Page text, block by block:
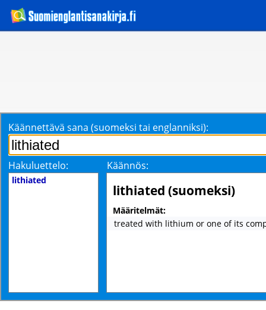
Käännettävä sana (suomeksi tai englanniksi):
Hakuluettelo: Käännös:
lithiated
lithiated (suomeksi)
Määritelmät:
treated with lithium or one of its